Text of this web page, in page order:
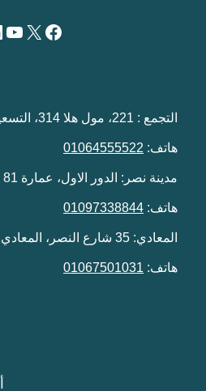
التجمع : 221، مول هلا 314، التسعين الجنوبي.
هاتف: 01064555522
مدينة نصر: الدور الاول، عمارة 81 طريق النصر.
هاتف: 01097338844
المعادي: 35 شارع النصر، المعادي.
هاتف: 01067501031